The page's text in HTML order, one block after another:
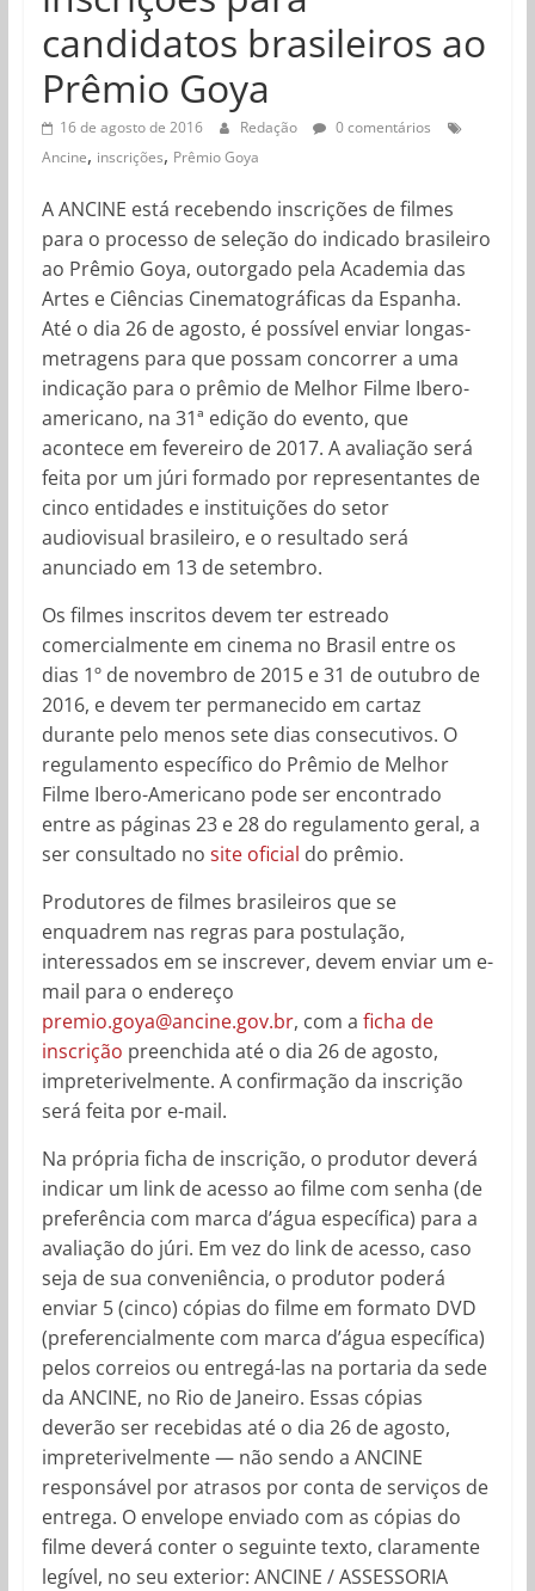
candidatos brasileiros ao
Prêmio Goya
16 de agosto de 2016 Redação
0 comentários
Ancine, inscrições, Prêmio Goya
A ANCINE está recebendo inscrições de filmes
para o processo de seleção do indicado brasileiro
ao Prêmio Goya, outorgado pela Academia das
Artes e Ciências Cinematográficas da Espanha.
Até o dia 26 de agosto, é possível enviar longas-
metragens para que possam concorrer a uma
indicação para o prêmio de Melhor Filme Ibero-
americano, na 31ª edição do evento, que
acontece em fevereiro de 2017. A avaliação será
feita por um júri formado por representantes de
cinco entidades e instituições do setor
audiovisual brasileiro, e o resultado será
anunciado em 13 de setembro.
Os filmes inscritos devem ter estreado
comercialmente em cinema no Brasil entre os
dias 1º de novembro de 2015 e 31 de outubro de
2016, e devem ter permanecido em cartaz
durante pelo menos sete dias consecutivos. O
regulamento específico do Prêmio de Melhor
Filme Ibero-Americano pode ser encontrado
entre as páginas 23 e 28 do regulamento geral, a
ser consultado no site oficial do prêmio.
Produtores de filmes brasileiros que se
enquadrem nas regras para postulação,
interessados em se inscrever, devem enviar um e-
mail para o endereço
premio.goya@ancine.gov.br, com a ficha de
inscrição preenchida até o dia 26 de agosto,
impreterivelmente. A confirmação da inscrição
será feita por e-mail.
Na própria ficha de inscrição, o produtor deverá
indicar um link de acesso ao filme com senha (de
preferência com marca d’água específica) para a
avaliação do júri. Em vez do link de acesso, caso
seja de sua conveniência, o produtor poderá
enviar 5 (cinco) cópias do filme em formato DVD
(preferencialmente com marca d’água específica)
pelos correios ou entregá-las na portaria da sede
da ANCINE, no Rio de Janeiro. Essas cópias
deverão ser recebidas até o dia 26 de agosto,
impreterivelmente — não sendo a ANCINE
responsável por atrasos por conta de serviços de
entrega. O envelope enviado com as cópias do
filme deverá conter o seguinte texto, claramente
legível, no seu exterior: ANCINE / ASSESSORIA